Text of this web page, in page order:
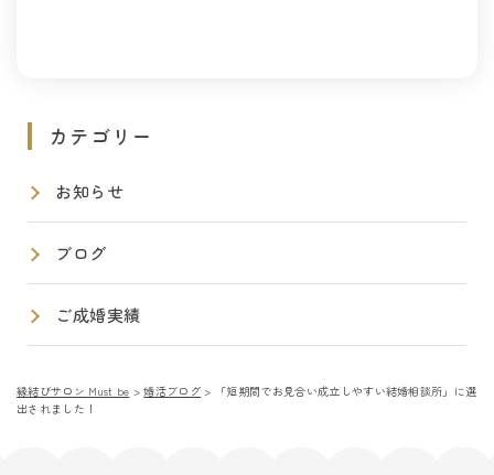
カテゴリー
お知らせ
ブログ
ご成婚実績
縁結びサロン Must be >婚活ブログ >
「短期間でお見合い成立しやすい結婚相談所」に選
出されました！